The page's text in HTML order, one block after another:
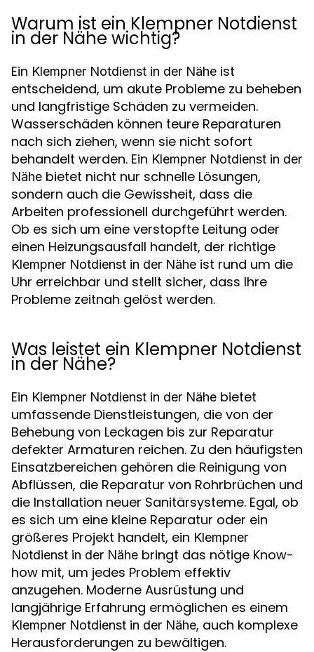
Warum ist ein Klempner Notdienst
in der Nähe wichtig?
Ein Klempner Notdienst in der Nähe ist
entscheidend, um akute Probleme zu beheben
und langfristige Schäden zu vermeiden.
Wasserschäden können teure Reparaturen
nach sich ziehen, wenn sie nicht sofort
behandelt werden. Ein Klempner Notdienst in der
Nähe bietet nicht nur schnelle Lösungen,
sondern auch die Gewissheit, dass die
Arbeiten professionell durchgeführt werden.
Ob es sich um eine verstopfte Leitung oder
einen Heizungsausfall handelt, der richtige
Klempner Notdienst in der Nähe ist rund um die
Uhr erreichbar und stellt sicher, dass Ihre
Probleme zeitnah gelöst werden.
Was leistet ein Klempner Notdienst
in der Nähe?
Ein Klempner Notdienst in der Nähe bietet
umfassende Dienstleistungen, die von der
Behebung von Leckagen bis zur Reparatur
defekter Armaturen reichen. Zu den häufigsten
Einsatzbereichen gehören die Reinigung von
Abflüssen, die Reparatur von Rohrbrüchen und
die Installation neuer Sanitärsysteme. Egal, ob
es sich um eine kleine Reparatur oder ein
größeres Projekt handelt, ein Klempner
Notdienst in der Nähe bringt das nötige Know-
how mit, um jedes Problem effektiv
anzugehen. Moderne Ausrüstung und
langjährige Erfahrung ermöglichen es einem
Klempner Notdienst in der Nähe, auch komplexe
Herausforderungen zu bewältigen.